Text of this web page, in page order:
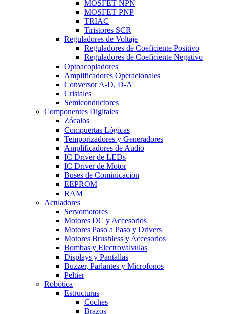
MOSFET NPN
MOSFET PNP
TRIAC
Tiristores SCR
Reguladores de Voltaje
Reguladores de Coeficiente Positivo
Reguladores de Coeficiente Negativo
Optoacopladores
Amplificadores Operacionales
Conversor A-D, D-A
Cristales
Semiconductores
Componentes Digitales
Zócalos
Compuertas Lógicas
Temporizadores y Generadores
Amplificadores de Audio
IC Driver de LEDs
IC Driver de Motor
Buses de Cominicacion
EEPROM
RAM
Actuadores
Servomotores
Motores DC y Accesorios
Motores Paso a Paso y Drivers
Motores Brushless y Accesorios
Bombas y Electrovalvulas
Displays y Pantallas
Buzzer, Parlantes y Microfonos
Peltier
Robótica
Estructuras
Coches
Brazos